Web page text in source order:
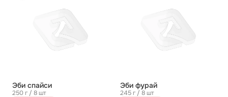
Эби спайси
250 г / 8 шт
Эби фурай
245 г / 8 шт